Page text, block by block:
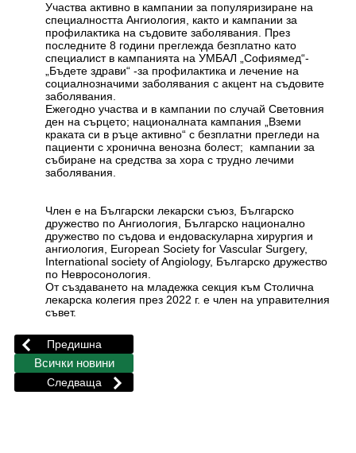
Участва активно в кампании за популяризиране на
специалността Ангиология, както и кампании за
профилактика на съдовите заболявания. През
последните 8 години преглежда безплатно като
специалист в кампанията на УМБАЛ „Софиямед“-
„Бъдете здрави“ -за профилактика и лечение на
социалнозначими заболявания с акцент на съдовите
заболявания.
Ежегодно участва и в кампании по случай Световния
ден на сърцето; националната кампания „Вземи
краката си в ръце активно“ с безплатни прегледи на
пациенти с хронична венозна болест; кампании за
събиране на средства за хора с трудно лечими
заболявания.
Член е на Български лекарски съюз, Българско
дружество по Ангиология, Българско национално
дружество по съдова и ендоваскуларна хирургия и
ангиология, European Society for Vascular Surgery,
International society of Angiology, Българско дружество
по Невросонология.
От създаването на младежка секция към Столична
лекарска колегия през 2022 г. е член на управителния
съвет.